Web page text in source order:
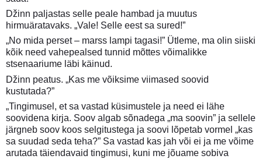
Džinn paljastas selle peale hambad ja muutus
hirmuäratavaks. „Vale! Selle eest sa sured!”
„No mida perset – marss lampi tagasi!” Ütleme, ma olin siiski
kõik need vahepealsed tunnid mõttes võimalikke
stsenaariume läbi käinud.
Džinn peatus. „Kas me võiksime viimased soovid
kustutada?”
„Tingimusel, et sa vastad küsimustele ja need ei lähe
soovidena kirja. Soov algab sõnadega „ma soovin” ja sellele
järgneb soov koos selgitustega ja soovi lõpetab vormel „kas
sa suudad seda teha?” Sa vastad kas jah või ei ja me võime
arutada täiendavaid tingimusi, kuni me jõuame sobiva